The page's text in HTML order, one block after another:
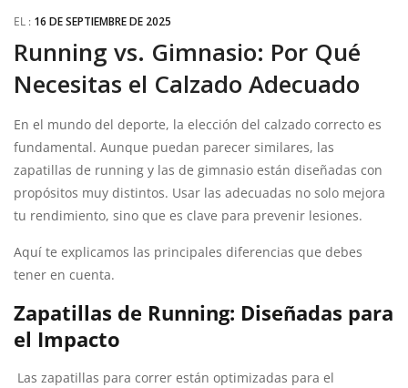
EL : 16 DE SEPTIEMBRE DE 2025
Running vs. Gimnasio: Por Qué
Necesitas el Calzado Adecuado
En el mundo del deporte, la elección del calzado correcto es
fundamental. Aunque puedan parecer similares, las
zapatillas de running y las de gimnasio están diseñadas con
propósitos muy distintos. Usar las adecuadas no solo mejora
tu rendimiento, sino que es clave para prevenir lesiones.
Aquí te explicamos las principales diferencias que debes
tener en cuenta.
Zapatillas de Running: Diseñadas para
el Impacto
Las zapatillas para correr están optimizadas para el